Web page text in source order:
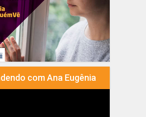
com Ana Eugênia